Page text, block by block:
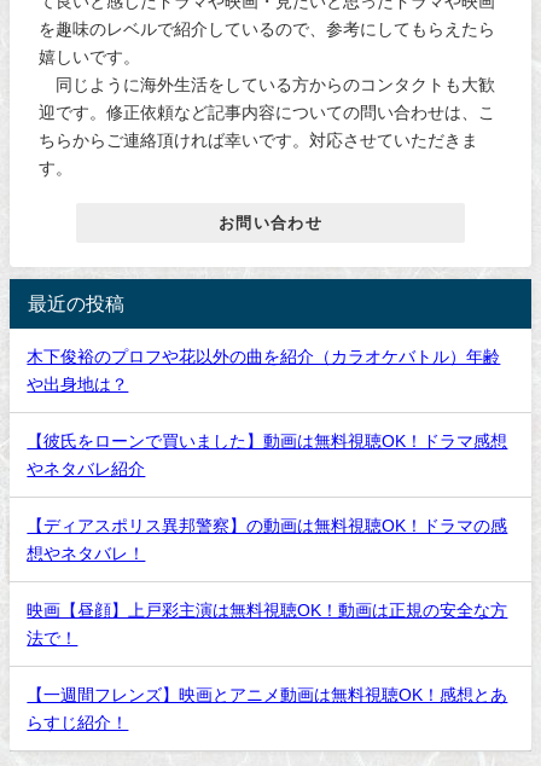
を趣味のレベルで紹介しているので、参考にしてもらえたら
嬉しいです。
同じように海外生活をしている方からのコンタクトも大歓
迎です。修正依頼など記事内容についての問い合わせは、こ
ちらからご連絡頂ければ幸いです。対応させていただきま
す。
お問い合わせ
最近の投稿
木下俊裕のプロフや花以外の曲を紹介（カラオケバトル）年齢
や出身地は？
【彼氏をローンで買いました】動画は無料視聴OK！ドラマ感想
やネタバレ紹介
【ディアスポリス異邦警察】の動画は無料視聴OK！ドラマの感
想やネタバレ！
映画【昼顔】上戸彩主演は無料視聴OK！動画は正規の安全な方
法で！
【一週間フレンズ】映画とアニメ動画は無料視聴OK！感想とあ
らすじ紹介！